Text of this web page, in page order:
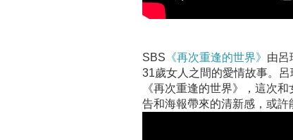
SBS 《再次重逢的世界》 由呂
31歲女人之間的愛情故事。
《再次重逢的世界》，這次
告和海報帶來的清新感，或許